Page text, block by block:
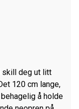
skill deg ut litt
120 cm lange,
å holde